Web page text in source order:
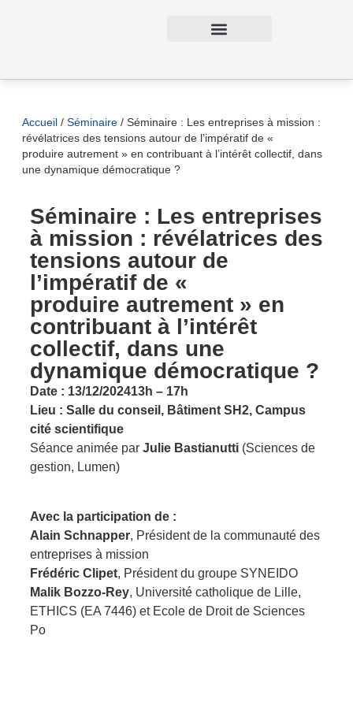
Accueil / Séminaire / Séminaire : Les entreprises à mission :
révélatrices des tensions autour de l’impératif de «
produire autrement » en contribuant à l’intérêt collectif, dans
une dynamique démocratique ?
Séminaire : Les entreprises
à mission : révélatrices des
tensions autour de
l’impératif de «
produire autrement » en
contribuant à l’intérêt
collectif, dans une
dynamique démocratique ?
Date : 13/12/202413h – 17h
Lieu : Salle du conseil, Bâtiment SH2, Campus
cité scientifique
Séance animée par Julie Bastianutti (Sciences de
gestion, Lumen)
Avec la participation de :
Alain Schnapper, Président de la communauté des
entreprises à mission
Frédéric Clipet, Président du groupe SYNEIDO
Malik Bozzo-Rey, Université catholique de Lille,
ETHICS (EA 7446) et Ecole de Droit de Sciences
Po